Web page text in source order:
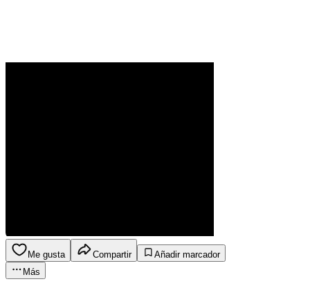
Me gusta Compartir
Añadir marcador
Más